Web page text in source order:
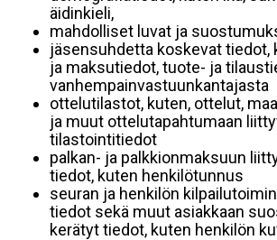
äidinkieli,
mahdolliset luvat ja
jäsensuhdetta koskevat tiedot,
ja maksutiedot, tuote- ja
vanhempainvastuunkantajasta
ottelutilastot, kuten, ottelut,
ja muut ottelutapahtumaan
tilastointitiedot
palkan- ja palkkionmaksuun
tiedot, kuten henkilötunnus
seuran ja henkilön
tiedot sekä muut asiakkaan
kerätyt tiedot, kuten henkilön